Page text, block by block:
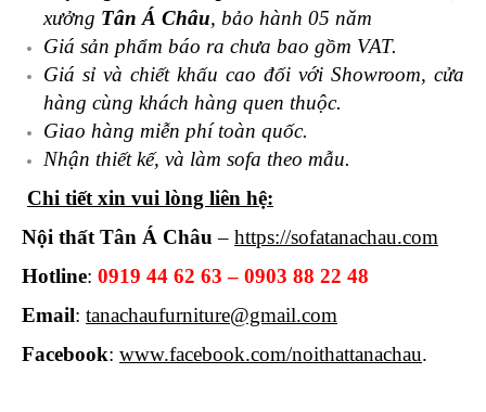
xưởng Tân Á Châu, bảo hành 05 năm
Giá sản phẩm báo ra chưa bao gồm VAT.
Giá sỉ và chiết khấu cao đối với Showroom, cửa
hàng cùng khách hàng quen thuộc.
Giao hàng miễn phí toàn quốc.
Nhận thiết kế, và làm sofa theo mẫu.
Chi tiết xin vui lòng liên hệ:
Nội thất Tân Á Châu – https://sofatanachau.com
Hotline: 0919 44 62 63 – 0903 88 22 48
Email: tanachaufurniture@gmail.com
Facebook: www.facebook.com/noithattanachau.